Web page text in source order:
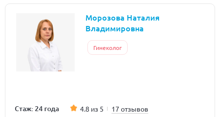
Морозова Наталия
Владимировна
Гинеколог
Стаж: 24 года 4.8 из 5 17 отзывов